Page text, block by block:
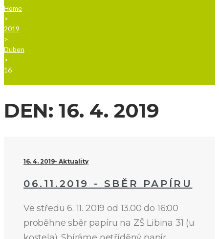
Home
>
2019
>
Duben
>
16
DEN: 16. 4. 2019
16. 4. 2019 Aktuality
06.11.2019 - SBĚR PAPÍRU
Ve středu 6. 11. 2019 od 13.00 do 16:00
proběhne sběr papíru na ZŠ Libina 31 (u